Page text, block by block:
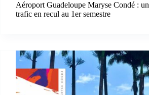
Aéroport Guadeloupe Maryse Condé : un
trafic en recul au 1er semestre